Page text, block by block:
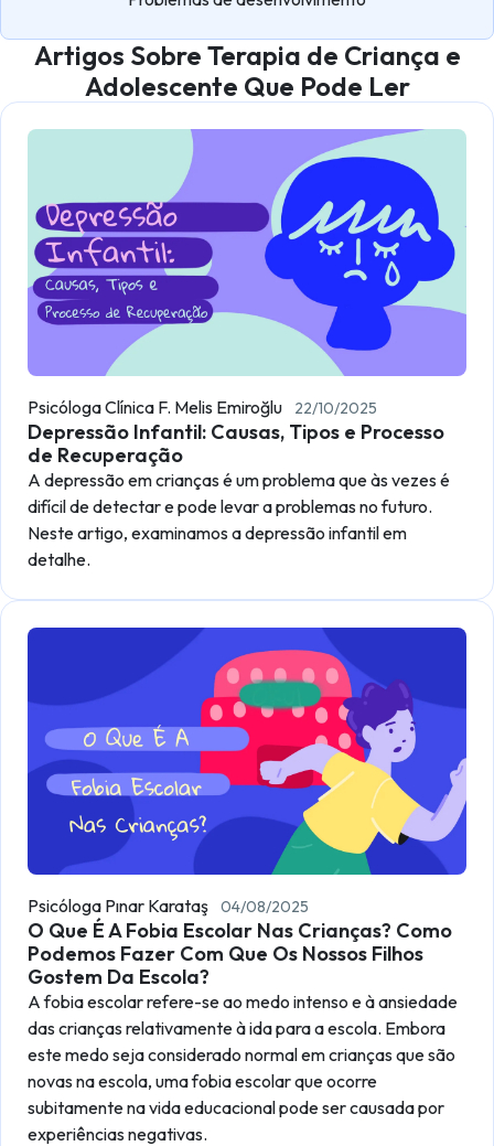
Artigos Sobre Terapia de Criança e
Adolescente Que Pode Ler
Psicóloga Clínica F. Melis Emiroğlu 22/10/2025
Depressão Infantil: Causas, Tipos e Processo
de Recuperação
A depressão em crianças é um problema que às vezes é
difícil de detectar e pode levar a problemas no futuro.
Neste artigo, examinamos a depressão infantil em
detalhe.
Psicóloga Pınar Karataş 04/08/2025
O Que É A Fobia Escolar Nas Crianças? Como
Podemos Fazer Com Que Os Nossos Filhos
Gostem Da Escola?
A fobia escolar refere-se ao medo intenso e à ansiedade
das crianças relativamente à ida para a escola. Embora
este medo seja considerado normal em crianças que são
novas na escola, uma fobia escolar que ocorre
subitamente na vida educacional pode ser causada por
experiências negativas.